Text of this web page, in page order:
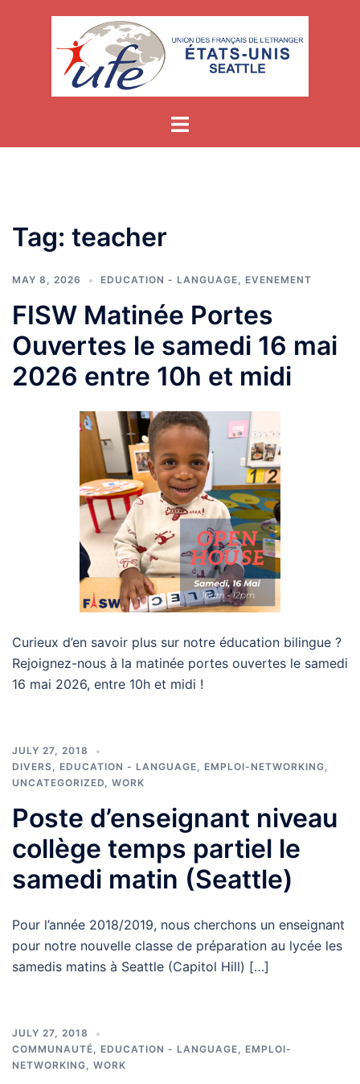
Tag: teacher
MAY 8, 2026 EDUCATION - LANGUAGE, EVENEMENT
FISW Matinée Portes
Ouvertes le samedi 16 mai
2026 entre 10h et midi
Curieux d’en savoir plus sur notre éducation bilingue ?
Rejoignez-nous à la matinée portes ouvertes le samedi
16 mai 2026, entre 10h et midi !
JULY 27, 2018
DIVERS, EDUCATION - LANGUAGE, EMPLOI-NETWORKING,
UNCATEGORIZED, WORK
Poste d’enseignant niveau
collège temps partiel le
samedi matin (Seattle)
Pour l’année 2018/2019, nous cherchons un enseignant
pour notre nouvelle classe de préparation au lycée les
samedis matins à Seattle (Capitol Hill) […]
JULY 27, 2018
COMMUNAUTÉ, EDUCATION - LANGUAGE, EMPLOI-
NETWORKING, WORK